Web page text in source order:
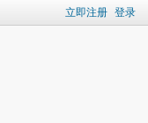
立即注册 登录